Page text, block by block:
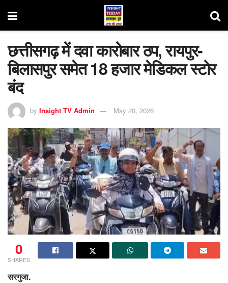
छत्तीसगढ़ में दवा कारोबार ठप, रायपुर-
बिलासपुर समेत 18 हजार मेडिकल स्टोर
बंद
by Insight TV Admin May 20, 2026
0
SHARES
सरगुजा.